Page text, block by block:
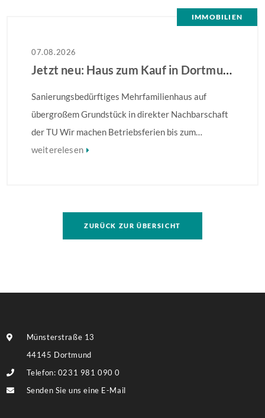
IMMOBILIEN
07.08.2026
Jetzt neu: Haus zum Kauf in Dortmund
Sanierungsbedürftiges Mehrfamilienhaus auf
übergroßem Grundstück in direkter Nachbarschaft
der TU Wir machen Betriebsferien bis zum
28.08.2026 – Ihre Anfrage wird ab dem 31.08.2026
Grundstückes, auf dem ggf. eine umfassendere
Bebauung möglich ist. Weitere Informationen finden
weiterelesen
ZURÜCK ZUR ÜBERSICHT
Münsterstraße 13
44145 Dortmund
Telefon: 0231 981 090 0
Senden Sie uns eine E-Mail